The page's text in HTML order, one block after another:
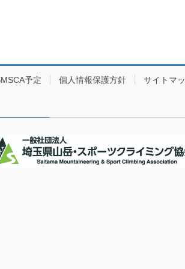
予定 個人情報保護方針 サイトマ